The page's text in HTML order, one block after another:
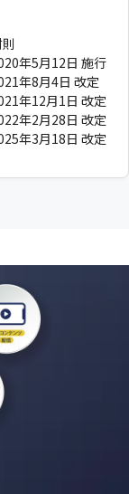
年5月12日 施行
年8月4日 改定
年12月1日 改定
年2月28日 改定
年3月18日 改定